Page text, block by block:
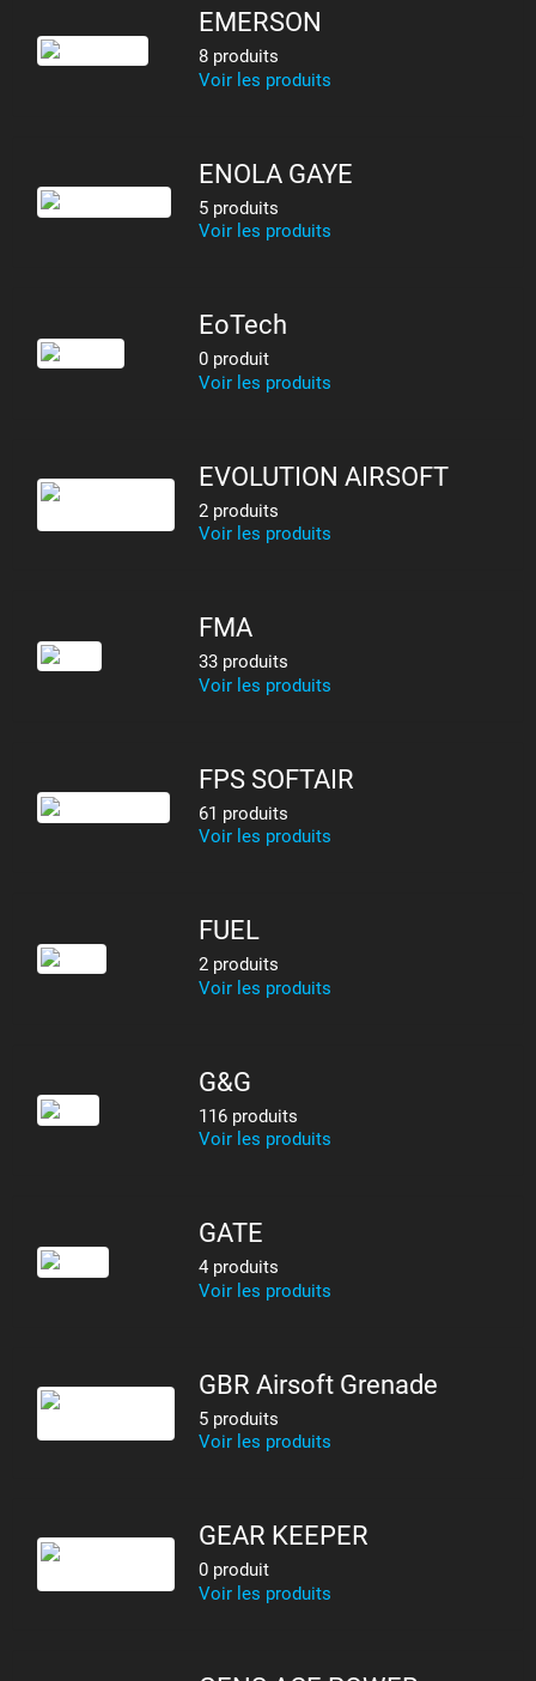
EMERSON
8 produits
Voir les produits
ENOLA GAYE
5 produits
Voir les produits
EoTech
0 produit
Voir les produits
EVOLUTION AIRSOFT
2 produits
Voir les produits
FMA
33 produits
Voir les produits
FPS SOFTAIR
61 produits
Voir les produits
FUEL
2 produits
Voir les produits
G&G
116 produits
Voir les produits
GATE
4 produits
Voir les produits
GBR Airsoft Grenade
5 produits
Voir les produits
GEAR KEEPER
0 produit
Voir les produits